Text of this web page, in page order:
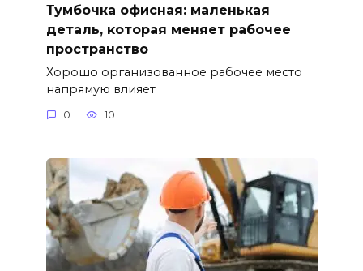
Тумбочка офисная: маленькая
деталь, которая меняет рабочее
пространство
Хорошо организованное рабочее место
напрямую влияет
0 10